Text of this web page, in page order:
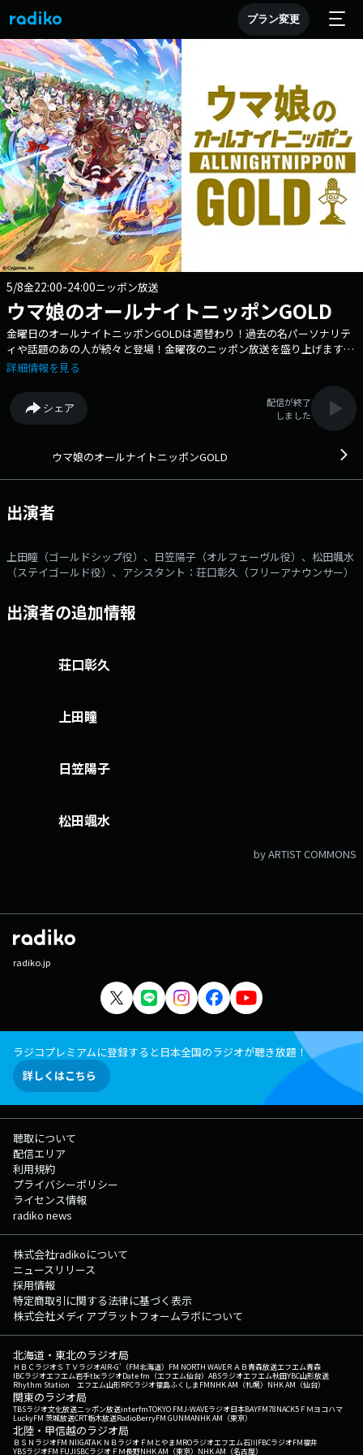
プラン変更
5/8金22:00-24:00ニッポン放送
ウマ娘のオールナイトニッポンGOLD
金曜日のオールナイトニッポンGOLDは週替わり！過去の名パーソナリテ
ィや話題のあの人が続々と登場！金曜夜のニッポン放送を盛り上げます。
メールアドレス： umamusume@allnightnippon.com 番組ホームペ
ントは「@Ann_Since1967」
詳細情報を見る
シェア
配信が終了
しました
ウマ娘のオールナイトニッポンGOLD
出演者
上田瞳（ゴールドシップ役）、日笠陽子（オルフェーヴル役）、松田颯水
（ステイゴールド役）、アシスタント：荘口彰久（フリーアナウンサー）
出演者の追加情報
荘口彰久
上田瞳
日笠陽子
松田颯水
by ARTIST COMMONS
radiko.jp
ラジコプレミアムに登録すると日本全国のラジオが聴き放題！
詳しくはこちら
聴取について
配信エリア
利用規約
プライバシーポリシー
ライセンス情報
radiko news
株式会社radikoについて
ニュースリリース
採用情報
特定商取引に関する法律に基づく表示
株式会社メディアプラットフォームラボについて
北海道・東北のラジオ局
ＨＢＣラジオＳＴＶラジオAIR-G'（FM北海道） FM NORTH WAVEＲＡＢ青森放送エフエム青森
IBCラジオエフエム岩手tbcラジオDate fm（エフエム仙台） ABSラジオエフエム秋田YBC山形放送
Rhythm Station エフエム山形RFCラジオ福島ふくしまFMNHK AM（札幌） NHK AM（仙台）
関東のラジオ局
TBSラジオ文化放送ニッポン放送interfmTOKYO FMJ-WAVEラジオ日本BAYFM78NACK5 ＦＭヨコハマ
LuckyFM 茨城放送CRT栃木放送RadioBerryFM GUNMANHK AM（東京）
北陸・甲信越のラジオ局
ＢＳＮラジオFM NIIGATAＫＮＢラジオ ＦＭとやまMROラジオエフエム石川FBCラジオFM福井
YBSラジオFM FUJISBCラジオ ＦＭ長野NHK AM（東京） NHK AM（名古屋）